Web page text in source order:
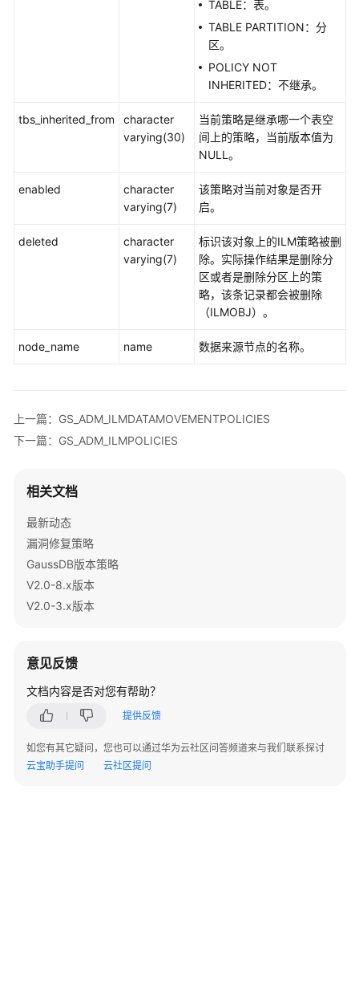
（分
10.x）
发
_V2.0-
发
指
布
式
8.x）
数
据
统
述
据
库
TABLE：表。
TABLE PARTITION：分
区。
POLICY NOT
INHERITED：不继承。
tbs_inherited_from
character
varying(30)
当前策略是继承哪一个表空
间上的策略，当前版本值为
NULL。
enabled
character
varying(7)
该策略对当前对象是否开
启。
deleted
character
varying(7)
标识该对象上的ILM策略被删
除。实际操作结果是删除分
区或者是删除分区上的策
略，该条记录都会被删除
（ILMOBJ）。
node_name name 数据来源节点的名称。
上一篇：GS_ADM_ILMDATAMOVEMENTPOLICIES
下一篇：GS_ADM_ILMPOLICIES
相关文档
最新动态
漏洞修复策略
GaussDB版本策略
V2.0-8.x版本
V2.0-3.x版本
意见反馈
文档内容是否对您有帮助？
提供反馈
如您有其它疑问，您也可以通过华为云社区问答频道来与我们联系探讨
云宝助手提问
云社区提问